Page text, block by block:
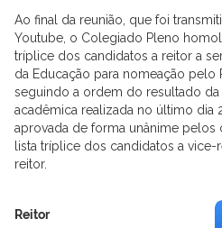
Ao final da reunião, que foi
Youtube, o Colegiado Pleno
tríplice dos candidatos a reitor a
da Educação para nomeação pelo
seguindo a ordem do resultado
acadêmica realizada no último dia
aprovada de forma unânime pelos
lista tríplice dos candidatos a vice-
reitor.
Reitor